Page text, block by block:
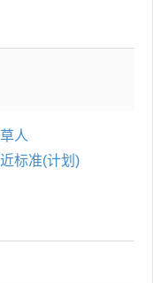
人
标准(计划)